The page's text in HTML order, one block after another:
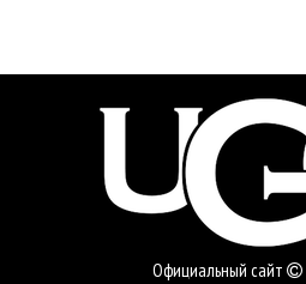
Официальный сайт